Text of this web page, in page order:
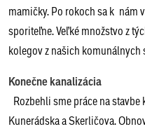
mamičky. Po rokoch sa k nám
sporiteľne. Veľké množstvo z
kolegov z našich
Konečne kanalizácia
Rozbehli sme práce na
Kunerádska a Skerličova.